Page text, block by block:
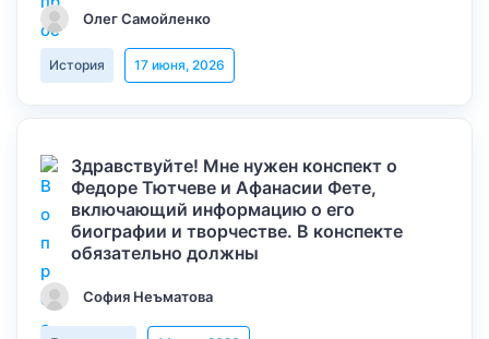
Олег Самойленко
История 17 июня, 2026
Здравствуйте! Мне нужен конспект о
Федоре Тютчеве и Афанасии Фете,
включающий информацию о его
биографии и творчестве. В конспекте
обязательно должны
София Неъматова